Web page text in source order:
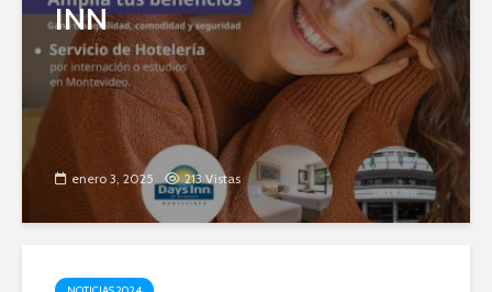
INN
enero 3, 2025 213 Vistas